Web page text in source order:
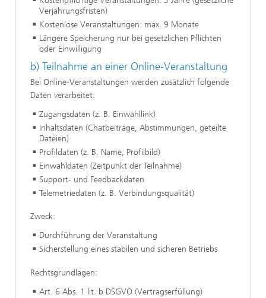
Verjährungsfristen)
Kostenlose Veranstaltungen: max. 9 Monate
Längere Speicherung nur bei gesetzlichen Pflichten
oder Einwilligung
b) Teilnahme an einer Online-Veranstaltung
Bei Online-Veranstaltungen werden zusätzlich folgende
Daten verarbeitet:
Zugangsdaten (z. B. Einwahllink)
Inhaltsdaten (Chatbeiträge, Abstimmungen, geteilte
Dateien)
Profildaten (z. B. Name, Profilbild)
Einwahldaten (Zeitpunkt der Teilnahme)
Support- und Feedbackdaten
Telemetriedaten (z. B. Verbindungsqualität)
Zweck:
Durchführung der Veranstaltung
Sicherstellung eines stabilen und sicheren Betriebs
Rechtsgrundlagen:
Art. 6 Abs. 1 lit. b DSGVO (Vertragserfüllung)